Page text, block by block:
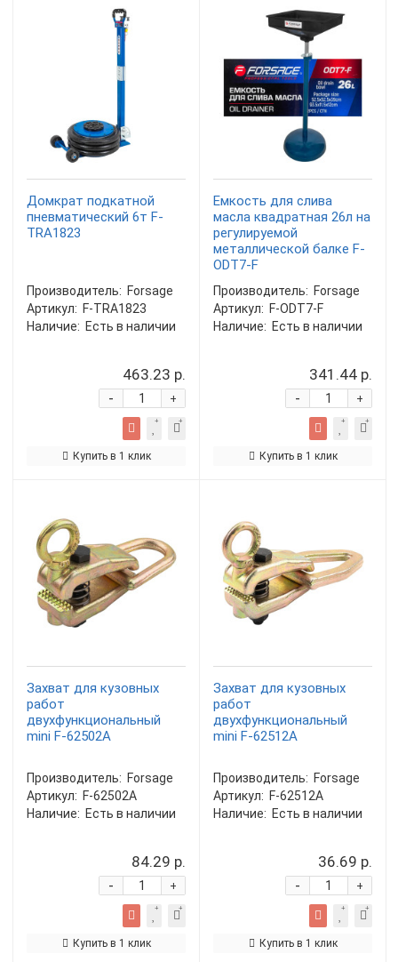
Домкрат подкатной
пневматический 6т F-
TRA1823
Производитель: Forsage
Артикул: F-TRA1823
Наличие: Есть в наличии
463.23 р.
+
-
Купить в 1 клик
Емкость для слива
масла квадратная 26л на
регулируемой
металлической балке F-
ODT7-F
Производитель: Forsage
Артикул: F-ODT7-F
Наличие: Есть в наличии
341.44 р.
+
-
Купить в 1 клик
Захват для кузовных
работ
двухфункциональный
mini F-62502A
Производитель: Forsage
Артикул: F-62502A
Наличие: Есть в наличии
84.29 р.
+
-
Купить в 1 клик
Захват для кузовных
работ
двухфункциональный
mini F-62512A
Производитель: Forsage
Артикул: F-62512A
Наличие: Есть в наличии
36.69 р.
+
-
Купить в 1 клик